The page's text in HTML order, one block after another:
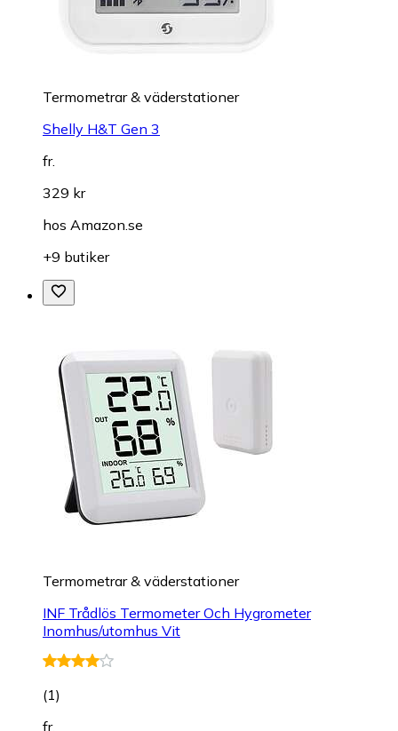
Termometrar & väderstationer
Shelly H&T Gen 3
fr.
329 kr
hos Amazon.se
+9 butiker
Termometrar & väderstationer
INF Trådlös Termometer Och Hygrometer
Inomhus/utomhus Vit
(1)
fr.